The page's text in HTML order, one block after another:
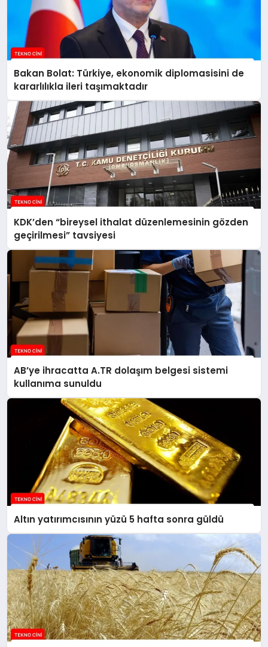
Bakan Bolat: Türkiye, ekonomik diplomasisini de
kararlılıkla ileri taşımaktadır
KDK’den “bireysel ithalat düzenlemesinin gözden
geçirilmesi” tavsiyesi
AB’ye ihracatta A.TR dolaşım belgesi sistemi
kullanıma sunuldu
Altın yatırımcısının yüzü 5 hafta sonra güldü